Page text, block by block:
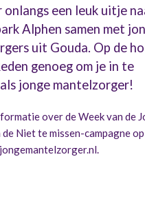
onlangs een leuk uitje
Alphen samen met
uit Gouda. Op de
genoeg om je in te
jonge mantelzorger!
over de Week van de
Niet te missen-campagne op
.